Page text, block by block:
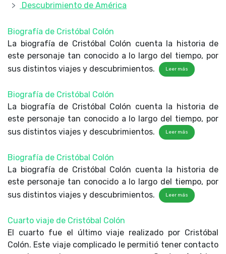
Descubrimiento de América
Biografía de Cristóbal Colón
La biografía de Cristóbal Colón cuenta la historia de
este personaje tan conocido a lo largo del tiempo, por
sus distintos viajes y descubrimientos.
Leer más
Biografía de Cristóbal Colón
La biografía de Cristóbal Colón cuenta la historia de
este personaje tan conocido a lo largo del tiempo, por
sus distintos viajes y descubrimientos.
Leer más
Biografía de Cristóbal Colón
La biografía de Cristóbal Colón cuenta la historia de
este personaje tan conocido a lo largo del tiempo, por
sus distintos viajes y descubrimientos.
Leer más
Cuarto viaje de Cristóbal Colón
El cuarto fue el último viaje realizado por Cristóbal
Colón. Este viaje complicado le permitió tener contacto